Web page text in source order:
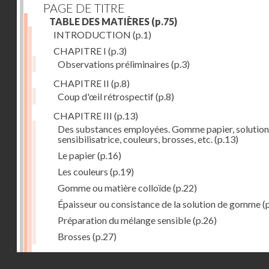
PAGE DE TITRE
TABLE DES MATIÈRES (p.75)
INTRODUCTION (p.1)
CHAPITRE I (p.3)
Observations préliminaires (p.3)
CHAPITRE II (p.8)
Coup d'œil rétrospectif(p.8)
CHAPITRE III (p.13)
Des substances employées. Gomme papier, solution
sensibilisatrice, couleurs, brosses, etc. (p.13)
Le papier(p.16)
Les couleurs (p.19)
Gomme ou matière colloïde(p.22)
Épaisseur ou consistance de la solution de gomme
Préparation du mélange sensible(p.26)
Brosses (p.27)
CHAPITRE IV(p.30)